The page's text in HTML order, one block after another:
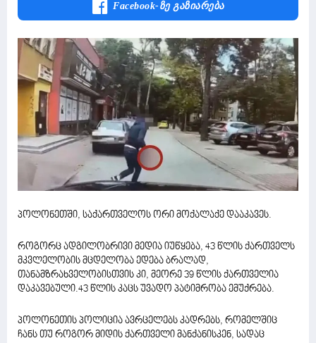
Facebook-Ზე Გაზიარება
პოლონეთში, საქართველოს ორი მოქალაქე დააკავეს.
როგორც ადგილობრივი მედია იუწყება, 43 წლის ქართველს
მკვლელობის მცდელობა ედება ბრალად,
თანამზრახველობისთვის კი, მეორე 39 წლის ქართველია
დაკავებული.43 წლის კაცს უვადო პატიმრობა ემუქრება.
პოლონეთის პოლიცია ავრცელებს კადრებს, რომელშიც
ჩანს თუ როგორ მიდის ქართველი მანქანისკენ, სადაც